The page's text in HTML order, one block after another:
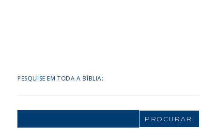
PESQUISE EM TODA A BÍBLIA:
Search